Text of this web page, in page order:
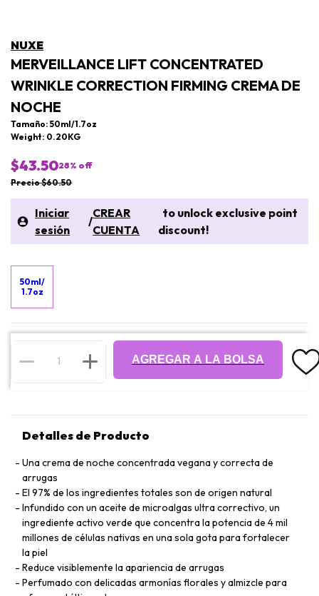
NUXE
MERVEILLANCE LIFT CONCENTRATED
WRINKLE CORRECTION FIRMING CREMA DE
NOCHE
Tamaño: 50ml/1.7oz
Weight: 0.20KG
$43.5028% off
Precio $60.50
Iniciar
sesión
/
CREAR
CUENTA
to unlock exclusive point
discount!
50ml/
1.7oz
AGREGAR A LA BOLSA
Detalles de Producto
Una crema de noche concentrada vegana y correcta de
arrugas
El 97% de los ingredientes totales son de origen natural
Infundido con un aceite de microalgas ultra correctivo, un
ingrediente activo verde que concentra la potencia de 4 mil
millones de células nativas en una sola gota para fortalecer
la piel
Reduce visiblemente la apariencia de arrugas
Perfumado con delicadas armonías florales y almizcle para